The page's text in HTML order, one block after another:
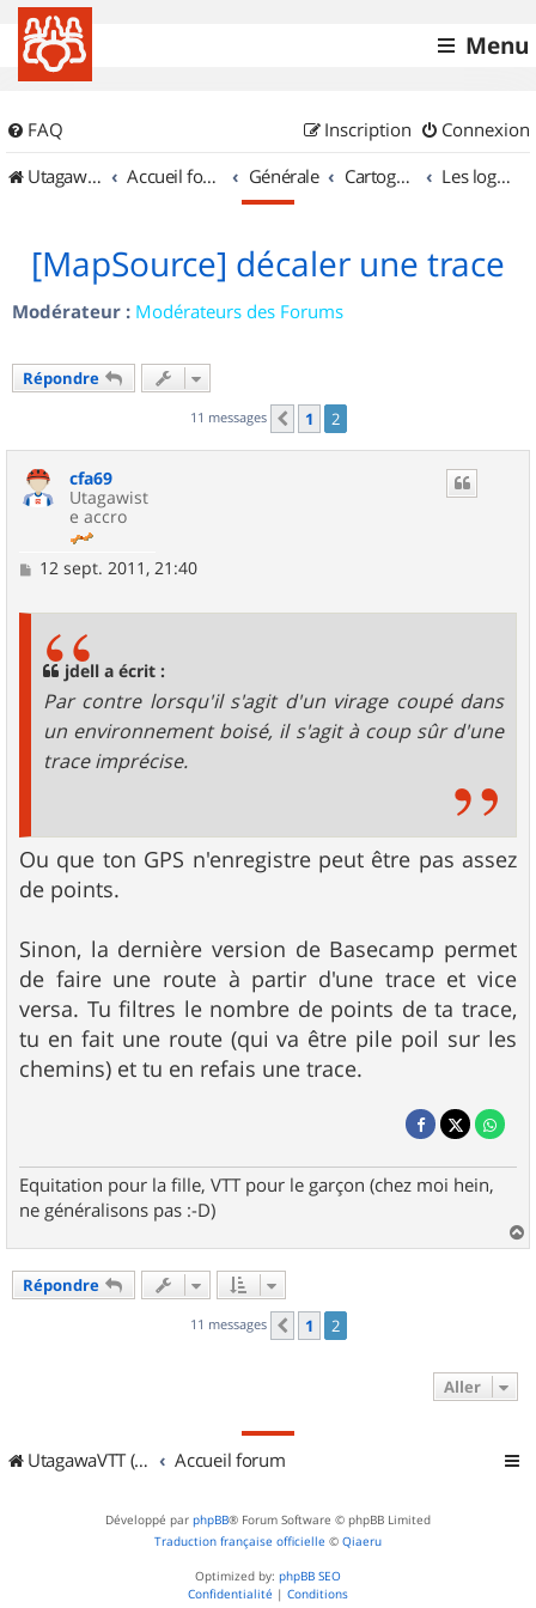
Menu
FAQ Connexion
Inscription
UtagawaVTT (Randos VTT et VTTAE avec traces GPS)
Accueil forum Générale Cartographie et GPS Les logiciels
[MapSource] décaler une trace
Modérateur : Modérateurs des Forums
Répondre
11 messages Précédent
1 2
cfa69
Utagawist
e accro
M12 sept. 2011, 21:40
jdell a écrit :
Par contre lorsqu'il s'agit d'un virage coupé dans
un environnement boisé, il s'agit à coup sûr d'une
trace imprécise.
Ou que ton GPS n'enregistre peut être pas assez
de points.
Sinon, la dernière version de Basecamp permet
de faire une route à partir d'une trace et vice
versa. Tu filtres le nombre de points de ta trace,
tu en fait une route (qui va être pile poil sur les
chemins) et tu en refais une trace.
Equitation pour la fille, VTT pour le garçon (chez moi hein,
ne généralisons pas :-D)
a
Répondre
11 messages Précédent
1 2
Aller
UtagawaVTT (Randos VTT et VTTAE avec traces GPS) Accueil forum
Développé par phpBB® Forum Software © phpBB Limited
Traduction française officielle © Qiaeru
Optimized by: phpBB SEO
Confidentialité | Conditions